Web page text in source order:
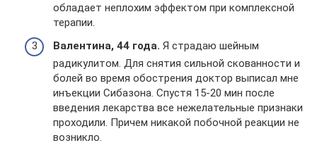
обладает неплохим эффектом при комплексной
терапии.
Валентина, 44 года. Я страдаю шейным
радикулитом. Для снятия сильной скованности и
болей во время обострения доктор выписал мне
инъекции Сибазона. Спустя 15-20 мин после
введения лекарства все нежелательные признаки
проходили. Причем никакой побочной реакции не
возникло.